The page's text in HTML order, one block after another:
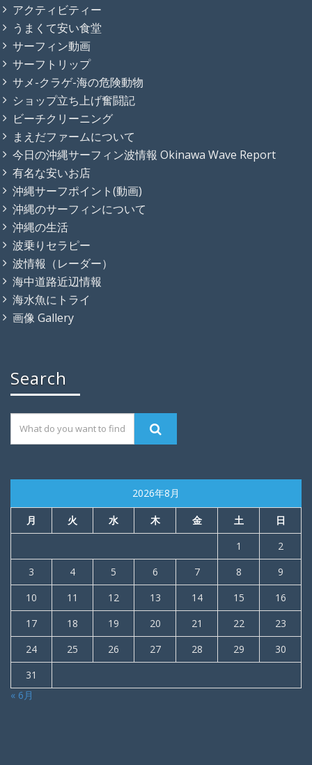
アクティビティー
うまくて安い食堂
サーフィン動画
サーフトリップ
サメ-クラゲ-海の危険動物
ショップ立ち上げ奮闘記
ビーチクリーニング
まえだファームについて
今日の沖縄サーフィン波情報 Okinawa Wave Report
有名な安いお店
沖縄サーフポイント(動画)
沖縄のサーフィンについて
沖縄の生活
波乗りセラピー
波情報（レーダー）
海中道路近辺情報
海水魚にトライ
画像 Gallery
Search
2026年8月
月 火 水 木 金 土
日
1
2
3
4 5 6 7 8
9
10
11 12 13 14 15
16
17
18 19 20 21 22
23
24
25 26 27 28 29
30
31
« 6月